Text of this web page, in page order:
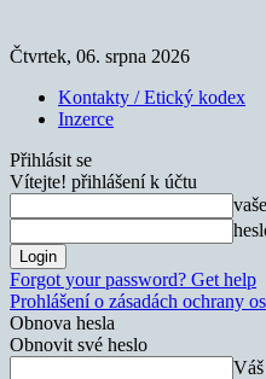
Čtvrtek, 06. srpna 2026
Kontakty / Etický kodex
Inzerce
Přihlásit se
Vítejte! přihlášení k účtu
Forgot your password? Get help
Prohlášení o zásadách ochrany
Obnova hesla
Obnovit své heslo